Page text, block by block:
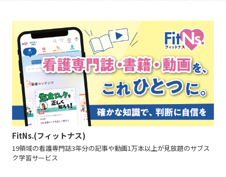
FitNs.(フィットナス)
19領域の看護専門誌3年分の記事や動画1万本以上が見放題のサブス
ク学習サービス